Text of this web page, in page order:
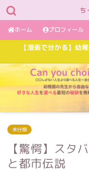
ち
ホーム プロフィール
【漫画で分かる】幼
未分類
【驚愕】スタ
と都市伝説